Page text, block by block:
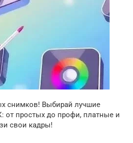
снимков! Выбирай лучшие
от простых до профи, платные и
свои кадры!